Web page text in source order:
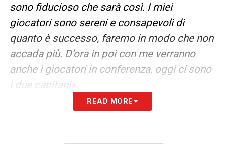
sono fiducioso che sarà così. I miei
giocatori sono sereni e consapevoli di
quanto è successo, faremo in modo che non
accada più. D’ora in poi con me verranno
anche i giocatori in conferenza, oggi ci sono
i due capitani».
MEDEL CENTRALE – «Si».
ENTUSIASMO –«Non vogliamo illudere
READ MORE